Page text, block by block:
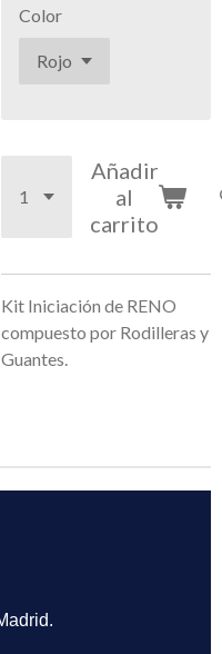
Color
Añadir
al
carrito
Kit Iniciación de RENO
compuesto por Rodilleras y
Guantes.